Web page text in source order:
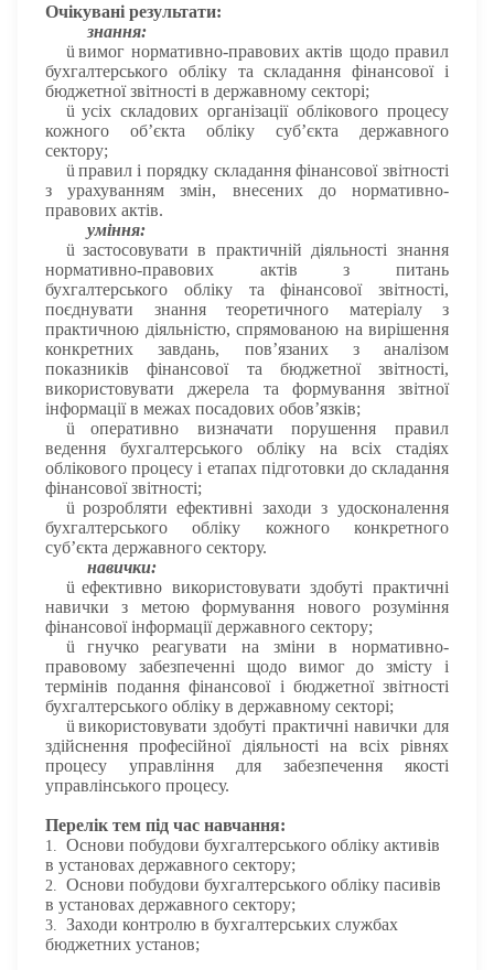
Очікувані результати:
знання:
ü вимог нормативно-правових актів щодо правил
бухгалтерського обліку та складання фінансової і
бюджетної звітності в державному секторі;
ü усіх складових організації облікового процесу
кожного об’єкта обліку суб’єкта державного
сектору;
ü правил і порядку складання фінансової звітності
з урахуванням змін, внесених до нормативно-
правових актів.
уміння:
ü застосовувати в практичній діяльності знання
нормативно-правових актів з питань
бухгалтерського обліку та фінансової звітності,
поєднувати знання теоретичного матеріалу з
практичною діяльністю, спрямованою на вирішення
конкретних завдань, пов’язаних з аналізом
показників фінансової та бюджетної звітності,
використовувати джерела та формування звітної
інформації в межах посадових обов’язків;
ü
оперативно визначати порушення правил
ведення бухгалтерського обліку на всіх стадіях
облікового процесу і етапах підготовки до складання
фінансової звітності;
ü розробляти ефективні заходи з удосконалення
бухгалтерського обліку кожного конкретного
суб’єкта державного сектору.
навички:
ü ефективно використовувати здобуті практичні
навички з метою формування нового розуміння
фінансової інформації державного сектору;
ü
гнучко реагувати на зміни в нормативно-
правовому забезпеченні щодо вимог до змісту і
термінів подання фінансової і бюджетної звітності
бухгалтерського обліку в державному секторі;
ü використовувати здобуті практичні навички для
здійснення професійної діяльності на всіх рівнях
процесу управління для забезпечення якості
управлінського процесу.
Перелік тем під час навчання:
1.
Основи побудови бухгалтерського обліку активів
в установах державного сектору;
2.
Основи побудови бухгалтерського обліку пасивів
в установах державного сектору;
3.
Заходи контролю в бухгалтерських службах
бюджетних установ;